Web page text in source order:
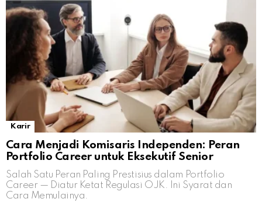
Karir
Cara Menjadi Komisaris Independen: Peran
Portfolio Career untuk Eksekutif Senior
Salah Satu Peran Paling Prestisius dalam Portfolio
Career — Diatur Ketat Regulasi OJK. Ini Syarat dan
Cara Memulainya.